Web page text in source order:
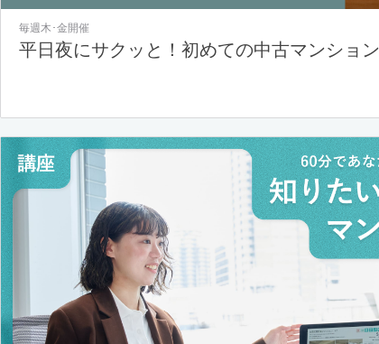
毎週木･金開催
平日夜にサクッと！初めての中古マンショ